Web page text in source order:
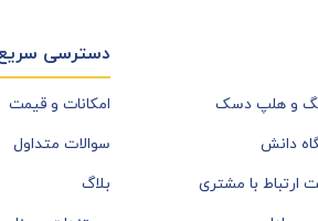
و هلپ دسک
دانش
ارتباط با مشتری
دسترسی
امکانات و قیمت
سوالات متداول
بلاگ